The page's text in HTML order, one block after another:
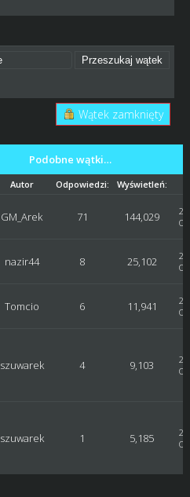
Wątek zamknięty
Podobne wątki…
Autor Odpowiedzi: Wyświetleń:
GM_Arek 71 144,029
nazir44 8 25,102
Tomcio 6 11,941
szuwarek 4 9,103
szuwarek 1 5,185